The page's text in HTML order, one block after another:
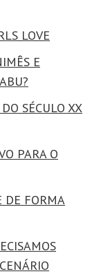
LOVE
E
SÉCULO XX
PARA O
DE FORMA